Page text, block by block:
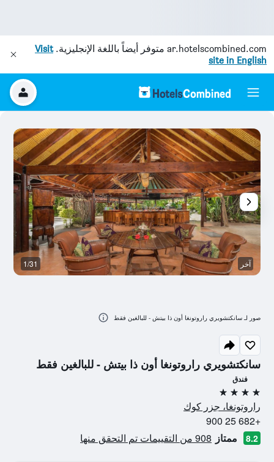
ar.hotelscombined.com متوفر أيضاً باللغة الإنجليزية.Visit
site in English
سانكتشويري راروتونغا أون ذا بيتش - للبالغين فقط
فندق
4 نجوم
راروتونغا، جزر كوك
+682 25 900
8.2 ممتاز 908 من التقييمات تم التحقق منها
آخر 1/31
صور لـ سانكتشويري راروتونغا أون ذا بيتش - للبالغين فقط